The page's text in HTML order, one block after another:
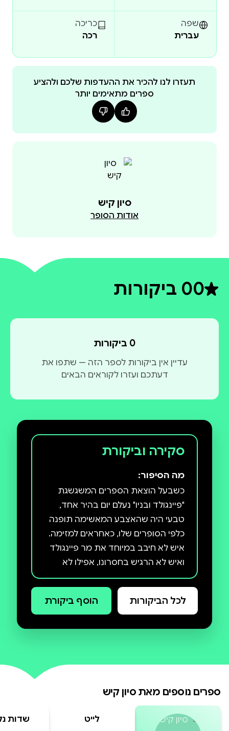
מעבר לזמן האבוד , קומדיית פשע שובת לב, הוא ספרה
ברומא, שספריה הקודמים "שדות נלוזים", "לילה אחד
בוותיקן", "לַייט", "אל תדברי" ו"מלאך להשאיל" קצרו
תשבחות רבות והפכו לרבי־מכר.
שפה
עברית
כריכה
רכה
תעזרו לנו להכיר את ההעדפות שלכם ולהציע
ספרים מתאימים יותר
סיון קיש
אודות הסופר
0דירוג ממוצע 0 מתוך 5
0 ביקורות
0 ביקורות
עדיין אין ביקורות לספר הזה — שתפו את
דעתכם ועזרו לקוראים הבאים
סקירה וביקורת
מה הסיפור:
כשבעל הוצאת הספרים המשגשגת
"פיינגולד ובניו" נעלם יום בהיר אחד,
טבעי היה שהאצבע המאשימה תופנה
כלפי הסופרים שלו, כאחראים למזימה.
איש לא חיבב במיוחד את מר פיינגולד
ואיש לא הרגיש בחסרונו, אפילו לא
אשתו אווה, צעירונת מתוקה ונהנתנית
באופן לא מפתיע העניינים יוצאים
לראשה לאחר שהסופר הארי
הייסטינגס ורייצ'ל פופינס שלו, זוג
אנגלים המתגוררים ברומא זה שנים
לכל הביקורות הוסף ביקורת
ספרים נוספים מאת סיון קיש
לייט שדות